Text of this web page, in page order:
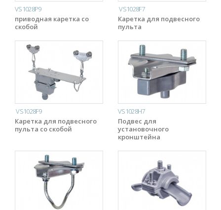
VS1028P9
приводная каретка со
скобой
VS1028F7
Каретка для подвесного
пульта
VS1028F9
Каретка для подвесного
пульта со скобой
VS1028H7
Подвес для
установочного
кронштейна